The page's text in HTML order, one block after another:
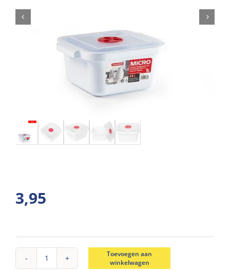
3,95
Magnetron
Toevoegen aan
winkelwagen